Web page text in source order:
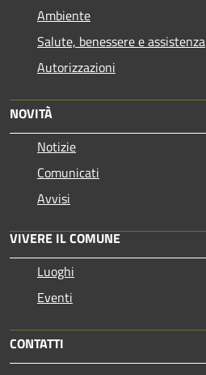
Ambiente
Salute, benessere e assistenza
Autorizzazioni
NOVITÀ
Notizie
Comunicati
Avvisi
VIVERE IL COMUNE
Luoghi
Eventi
CONTATTI